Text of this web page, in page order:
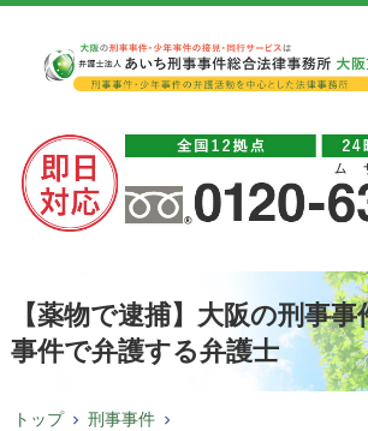
【薬物で逮捕】大阪の刑事
事件で弁護する弁護士
トップ
刑事事件